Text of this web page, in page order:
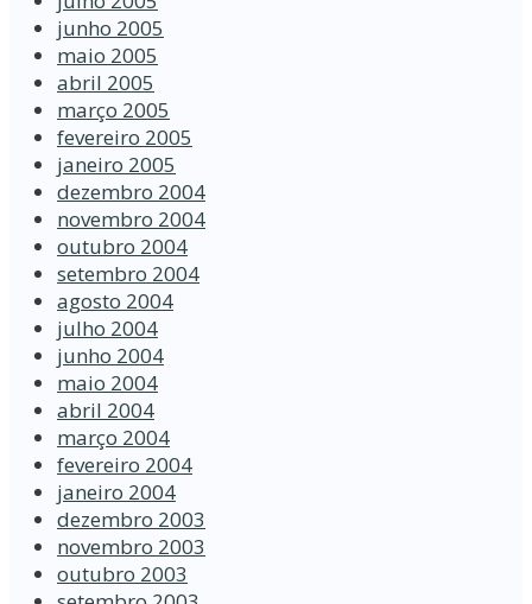
junho 2005
maio 2005
abril 2005
março 2005
fevereiro 2005
janeiro 2005
dezembro 2004
novembro 2004
outubro 2004
setembro 2004
agosto 2004
julho 2004
junho 2004
maio 2004
abril 2004
março 2004
fevereiro 2004
janeiro 2004
dezembro 2003
novembro 2003
outubro 2003